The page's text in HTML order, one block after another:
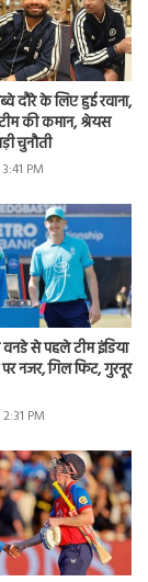
दौरे के लिए हुई रवाना,
की कमान, श्रेयस
चुनौती
PM
से पहले टीम इंडिया
नजर, गिल फिट, गुरनूर
PM